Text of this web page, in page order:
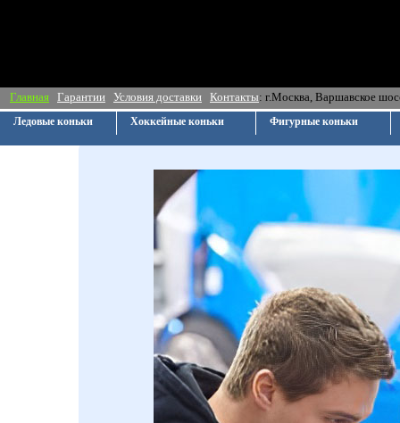
Главная Гарантии Условия доставки Контакты: г.Москва,
Ледовые коньки Хоккейные коньки Фигурные коньки